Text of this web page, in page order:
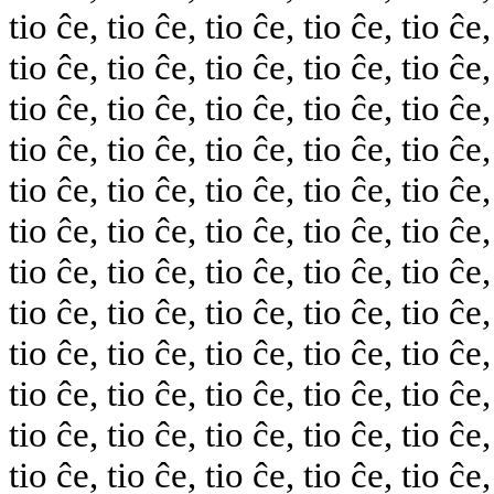
tio ĉe, tio ĉe, tio ĉe, tio ĉe, tio
tio ĉe, tio ĉe, tio ĉe, tio ĉe, tio
tio ĉe, tio ĉe, tio ĉe, tio ĉe, tio
tio ĉe, tio ĉe, tio ĉe, tio ĉe, tio
tio ĉe, tio ĉe, tio ĉe, tio ĉe, tio
tio ĉe, tio ĉe, tio ĉe, tio ĉe, tio
tio ĉe, tio ĉe, tio ĉe, tio ĉe, tio
tio ĉe, tio ĉe, tio ĉe, tio ĉe, tio
tio ĉe, tio ĉe, tio ĉe, tio ĉe, tio
tio ĉe, tio ĉe, tio ĉe, tio ĉe, tio
tio ĉe, tio ĉe, tio ĉe, tio ĉe, tio
tio ĉe, tio ĉe, tio ĉe, tio ĉe, tio